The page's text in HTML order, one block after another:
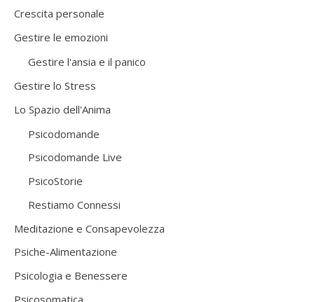
Crescita personale
Gestire le emozioni
Gestire l'ansia e il panico
Gestire lo Stress
Lo Spazio dell'Anima
Psicodomande
Psicodomande Live
PsicoStorie
Restiamo Connessi
Meditazione e Consapevolezza
Psiche-Alimentazione
Psicologia e Benessere
Psicosomatica